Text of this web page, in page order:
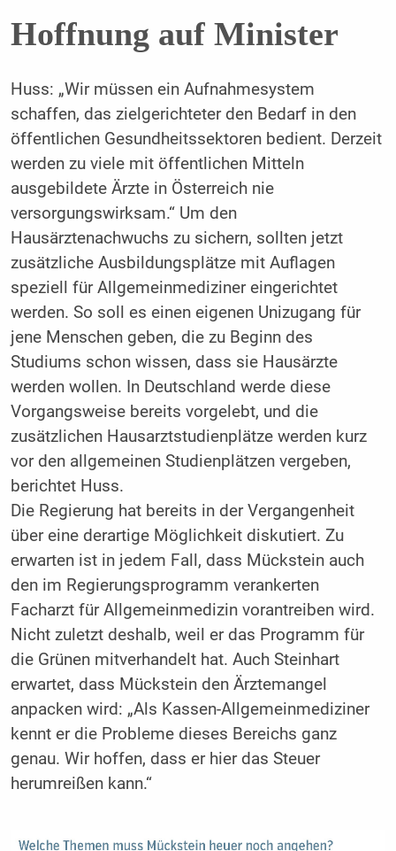
Hoffnung auf Minister
Huss: „Wir müssen ein Aufnahmesystem
schaffen, das zielgerichteter den Bedarf in den
öffentlichen Gesundheitssektoren bedient. Derzeit
werden zu viele mit öffentlichen Mitteln
ausgebildete Ärzte in Österreich nie
versorgungswirksam.“ Um den
Hausärztenachwuchs zu sichern, sollten jetzt
zusätzliche Ausbildungsplätze mit Auflagen
speziell für Allgemeinmediziner eingerichtet
werden. So soll es einen eigenen Unizugang für
jene Menschen geben, die zu Beginn des
Studiums schon wissen, dass sie Hausärzte
werden wollen. In Deutschland werde diese
Vorgangsweise bereits vorgelebt, und die
zusätzlichen Hausarztstudienplätze werden kurz
vor den allgemeinen Studienplätzen vergeben,
berichtet Huss.
Die Regierung hat bereits in der Vergangenheit
über eine derartige Möglichkeit diskutiert. Zu
erwarten ist in jedem Fall, dass Mückstein auch
den im Regierungsprogramm verankerten
Facharzt für Allgemeinmedizin vorantreiben wird.
Nicht zuletzt deshalb, weil er das Programm für
die Grünen mitverhandelt hat. Auch Steinhart
erwartet, dass Mückstein den Ärztemangel
anpacken wird: „Als Kassen-Allgemeinmediziner
kennt er die Probleme dieses Bereichs ganz
genau. Wir hoffen, dass er hier das Steuer
herumreißen kann.“